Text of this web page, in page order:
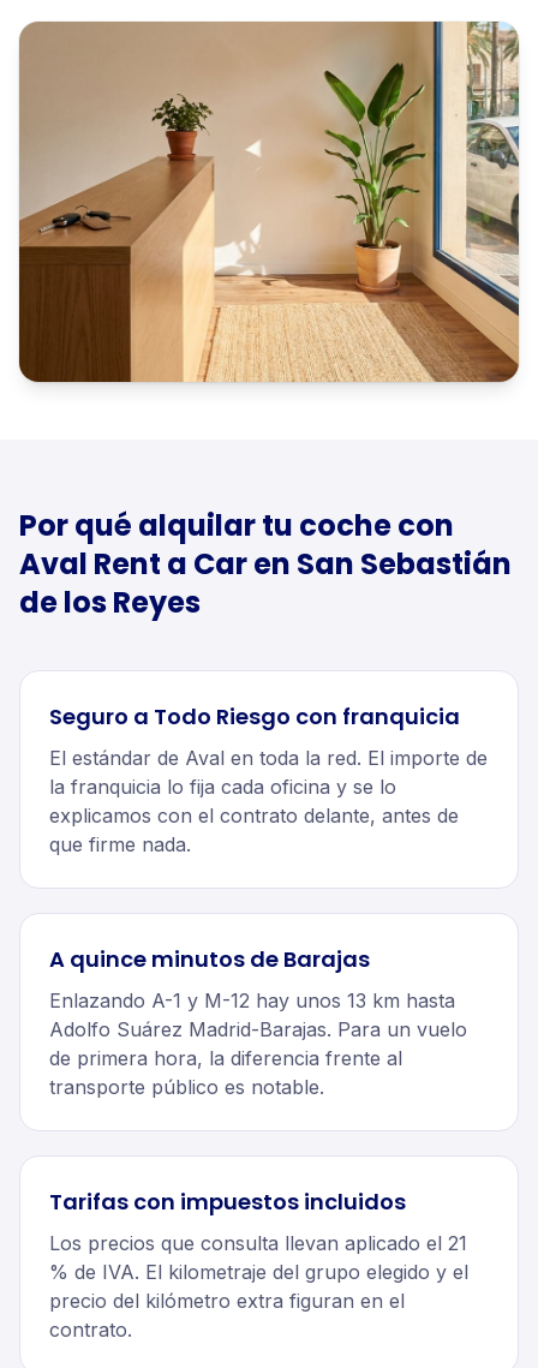
Por qué alquilar tu cochecon
Aval Rent a Car en San Sebastián
de los Reyes
Seguro a Todo Riesgo con franquicia
El estándar de Aval en toda la red. El importe de
la franquicia lo fija cada oficina y se lo
explicamos con el contrato delante, antes de
que firme nada.
A quince minutos de Barajas
Enlazando A-1 y M-12 hay unos 13 km hasta
Adolfo Suárez Madrid-Barajas. Para un vuelo
de primera hora, la diferencia frente al
transporte público es notable.
Tarifas con impuestos incluidos
Los precios que consulta llevan aplicado el 21
% de IVA. El kilometraje del grupo elegido y el
precio del kilómetro extra figuran en el
contrato.